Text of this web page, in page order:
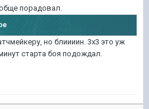
порадовал.
но блиииин. 3х3 это уж
старта боя подождал.